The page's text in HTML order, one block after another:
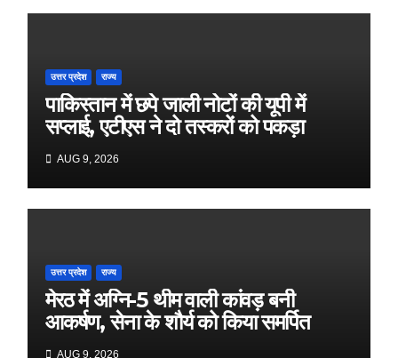
उत्तर प्रदेश राज्य
पाकिस्तान में छपे जाली नोटों की यूपी में
सप्लाई, एटीएस ने दो तस्करों को पकड़ा
AUG 9, 2026
उत्तर प्रदेश राज्य
मेरठ में अग्नि-5 थीम वाली कांवड़ बनी
आकर्षण, सेना के शौर्य को किया समर्पित
AUG 9, 2026